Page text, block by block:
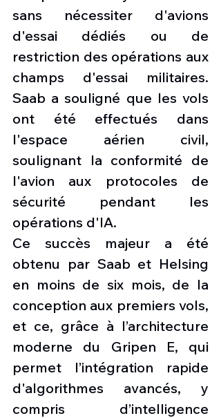
sans nécessiter d'avions
d'essai dédiés ou de
restriction des opérations aux
champs d'essai militaires.
Saab a souligné que les vols
ont été effectués dans
l'espace aérien civil,
soulignant la conformité de
l'avion aux protocoles de
sécurité pendant les
opérations d'IA.
Ce succès majeur a été
obtenu par Saab et Helsing
en moins de six mois, de la
conception aux premiers vols,
et ce, grâce à l’architecture
moderne du Gripen E, qui
permet l’intégration rapide
d'algorithmes avancés, y
compris d’intelligence